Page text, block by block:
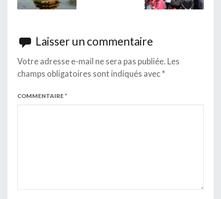
Laisser un commentaire
Votre adresse e-mail ne sera pas publiée. Les
champs obligatoires sont indiqués avec *
COMMENTAIRE*